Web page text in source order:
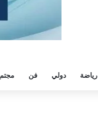
رياضة دولي فن